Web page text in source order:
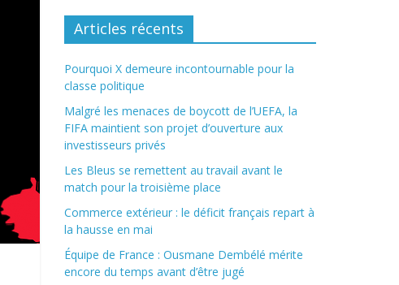
Articles récents
Pourquoi X demeure incontournable pour la
classe politique
Malgré les menaces de boycott de l’UEFA, la
FIFA maintient son projet d’ouverture aux
investisseurs privés
Les Bleus se remettent au travail avant le
match pour la troisième place
Commerce extérieur : le déficit français repart à
la hausse en mai
Équipe de France : Ousmane Dembélé mérite
encore du temps avant d’être jugé